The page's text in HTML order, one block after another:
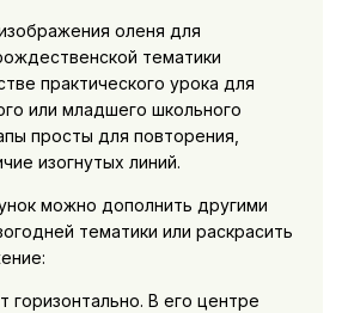
оленя для
тематики
практического урока для
или младшего школьного
просты для повторения,
изогнутых линий.
можно дополнить другими
тематики или раскрасить
горизонтально. В его центре